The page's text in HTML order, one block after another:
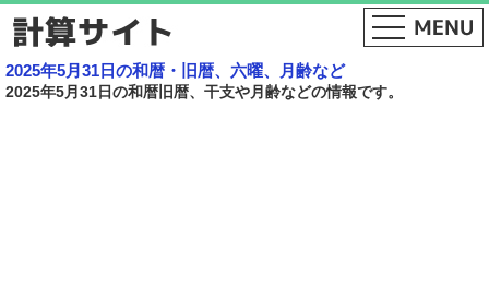
2025年5月31日の和暦・旧暦、六曜、月齢など
2025年5月31日の和暦旧暦、干支や月齢などの情報です。